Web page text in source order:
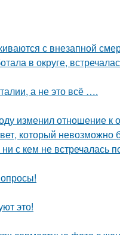
с внезапной
в округе,
а не это всё ….
изменил отношение к
который невозможно
с кем не встречалась
это!